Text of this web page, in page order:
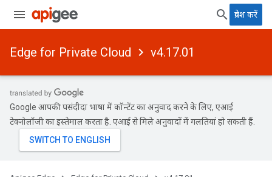
प्रवेश करें
Edge for Private Cloud v4.17.01
Google आपकी पसंदीदा भाषा में कॉन्टेंट का अनुवाद करने के लिए, एआई
टेक्नोलॉजी का इस्तेमाल करता है. एआई से मिले अनुवादों में गलतियां हो सकती हैं.